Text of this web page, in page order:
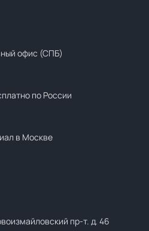
офис (СПБ)
по России
в Москве
пр-т. д. 46